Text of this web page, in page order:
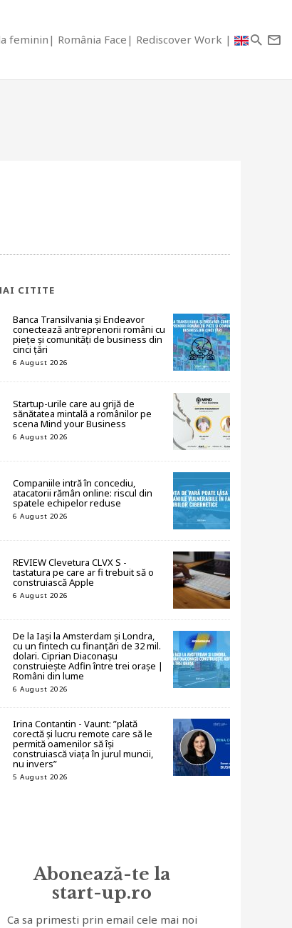
feminin România Face Rediscover Work
CITITE
Banca Transilvania și Endeavor
conectează antreprenorii români cu
piețe și comunități de business din
cinci țări
6 August 2026
Startup-urile care au grijă de
sănătatea mintală a românilor pe
scena Mind your Business
6 August 2026
Companiile intră în concediu,
atacatorii rămân online: riscul din
spatele echipelor reduse
6 August 2026
REVIEW Clevetura CLVX S -
tastatura pe care ar fi trebuit să o
construiască Apple
6 August 2026
De la Iași la Amsterdam și Londra,
cu un fintech cu finanțări de 32 mil.
dolari. Ciprian Diaconașu
construiește Adfin între trei orașe |
Români din lume
6 August 2026
Irina Contantin - Vaunt: ”plată
corectă și lucru remote care să le
permită oamenilor să își
construiască viața în jurul muncii,
nu invers”
5 August 2026
Abonează-te la
start-up.ro
Ca sa primesti prin email cele mai noi